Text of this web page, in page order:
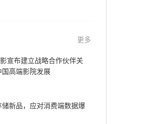
更多
宣布建立战略合作伙伴关
高端影院发展
新品，应对消费端数据爆